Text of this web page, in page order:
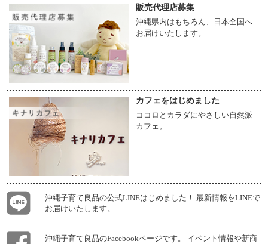
販売代理店募集
沖縄県内はもちろん、日本全国へ
お届けいたします。
カフェをはじめました
ココロとカラダにやさしい自然派
カフェ。
沖縄子育て良品の公式LINEはじめました！ 最新情報をLINEで
お届けいたします。
沖縄子育て良品のFacebookページです。 イベント情報や新商